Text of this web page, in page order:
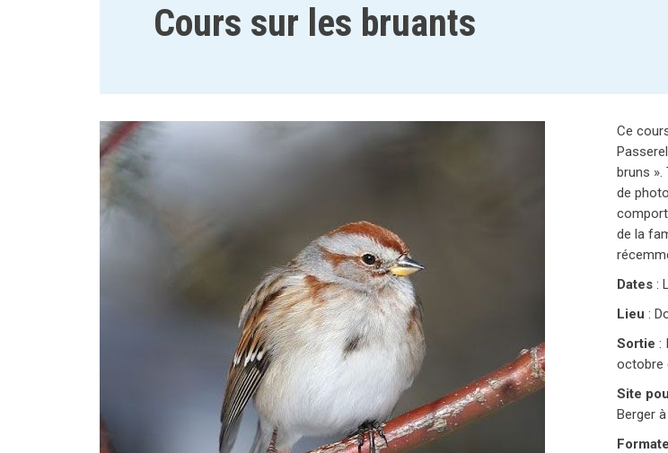
Cours sur les bruants
Ce
bruns ».
de
de la
Dates :
Lieu :
Sortie :
octobre
Site
Berger